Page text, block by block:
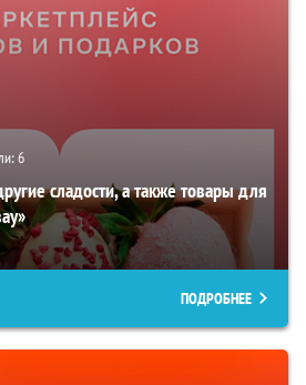
6
сладости, а также товары для
ПОДРОБНЕЕ